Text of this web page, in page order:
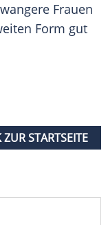
Frauen
Form gut
STARTSEITE